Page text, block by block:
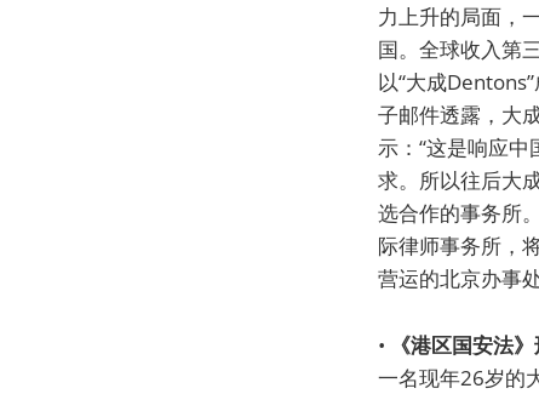
力上升的局面，
国。全球收入第
以“大成
子邮件透露，大
示：“这是响应
求。所以往后大
选合作的事务所
际律师事务所，
营运的北京办事处
• 《港区国安法
一名现年26岁的